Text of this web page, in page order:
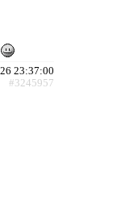
23:37:00
#3245957